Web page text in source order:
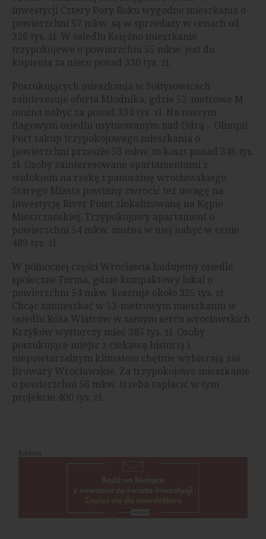
inwestycji Cztery Pory Roku wygodne mieszkania o
powierzchni 57 mkw. są w sprzedaży w cenach od
326 tys. zł. W osiedlu Księżno mieszkanie
trzypokojewe o powierzchni 55 mkw. jest do
kupienia za nieco ponad 330 tys. zł.
Poszukujących mieszkania w Sołtysowicach
zainteresuje oferta Młodnika, gdzie 52-metrowe M
można nabyć za ponad 334 tys. zł. Na naszym
flagowym osiedlu usytuowanym nad Odrą – Olimpii
Port zakup trzypokojowego mieszkania o
powierzchni przeszło 53 mkw. to koszt ponad 346 tys.
zł. Osoby zainteresowane apartamentami z
widokiem na rzekę i panoramę wrocławskiego
Starego Miasta powinny zwrócić też uwagę na
inwestycję River Point zlokalizowaną na Kępie
Mieszczańskiej. Trzypokojowy apartament o
powierzchni 54 mkw. można w niej nabyć w cenie
489 tys. zł.
W północnej części Wrocławia budujemy osiedle
społeczne Forma, gdzie kompaktowy lokal o
powierzchni 54 mkw. kosztuje około 325 tys. zł.
Chcąc zamieszkać w 53-metrowym mieszkaniu w
osiedlu Róża Wiatrów w samym sercu wrocławskich
Krzyków wystarczy mieć 385 tys. zł. Osoby
poszukujące miejsc z ciekawą historią i
niepowtarzalnym klimatem chętnie wybierają zaś
Browary Wrocławskie. Za trzypokojowe mieszkanie
o powierzchni 56 mkw. trzeba zapłacić w tym
projekcie 400 tys. zł.
Reklama